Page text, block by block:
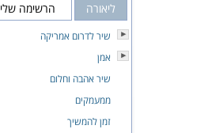
ליאורה הרשימה שלי
שיר לדרום אמריקה
אמן
שיר אהבה וחלום
ממעמקים
זמן להמשיך